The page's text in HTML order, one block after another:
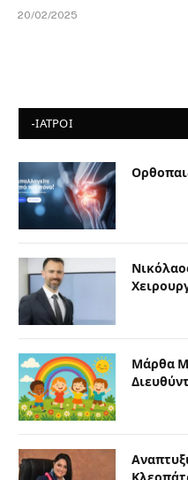
20/02/2025
-ΙΑΤΡΟΙ
Μάρθα